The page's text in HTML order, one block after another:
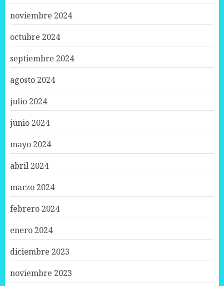
noviembre 2024
octubre 2024
septiembre 2024
agosto 2024
julio 2024
junio 2024
mayo 2024
abril 2024
marzo 2024
febrero 2024
enero 2024
diciembre 2023
noviembre 2023